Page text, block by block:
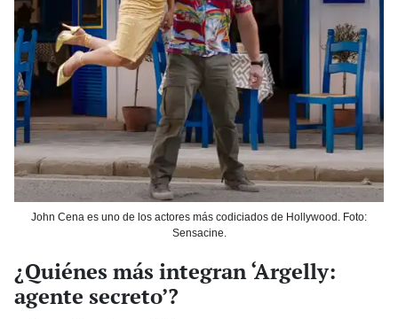
John Cena es uno de los actores más codiciados de Hollywood. Foto:
Sensacine.
¿Quiénes más integran ‘Argelly:
agente secreto’?